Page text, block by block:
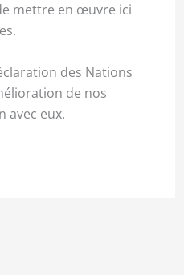
mettre en œuvre ici
des Nations
de nos
avec eux.